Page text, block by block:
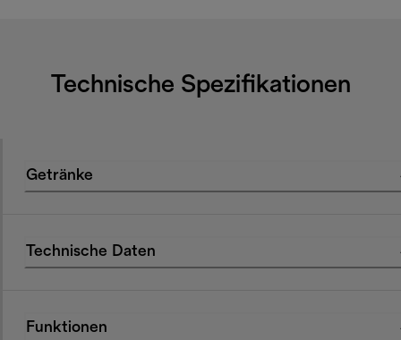
Technische Spezifikationen
Getränke
Technische Daten
Funktionen